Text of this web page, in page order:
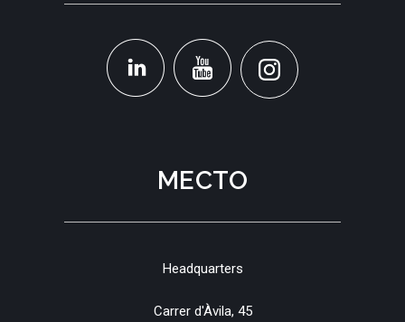
МЕСТО
Headquarters
Carrer d'Àvila, 45